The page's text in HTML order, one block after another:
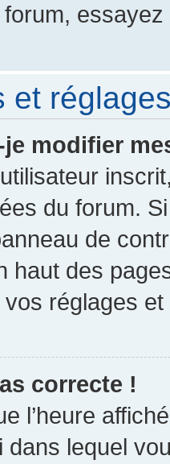
et
modifier
du forum.
de
haut des
réglages
correcte !
l’heure
dans lequel